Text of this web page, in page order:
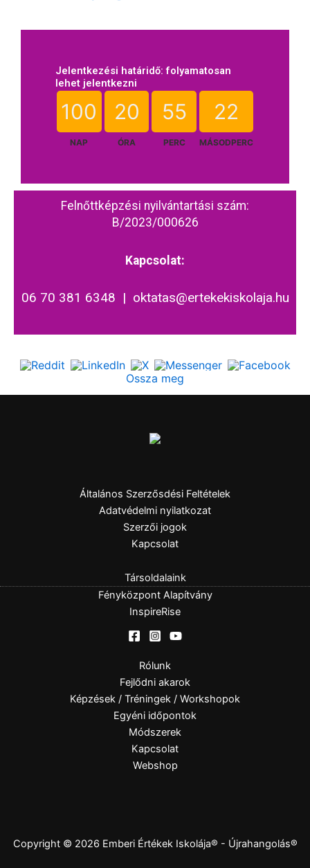
Jelentkezési határidő: folyamatosan
lehet jelentkezni
100
NAP
20
ÓRA
55
PERC
22
MÁSODPERC
Felnőttképzési nyilvántartási szám:
B/2023/000626
Kapcsolat:
06 70 381 6348 | oktatas@ertekekiskolaja.hu
Ossza meg
Általános Szerzősdési Feltételek
Adatvédelmi nyilatkozat
Szerzői jogok
Kapcsolat
Társoldalaink
Fényközpont Alapítvány
InspireRise
Rólunk
Fejlődni akarok
Képzések / Tréningek / Workshopok
Egyéni időpontok
Módszerek
Kapcsolat
Webshop
Copyright © 2026 Emberi Értékek Iskolája® - Újrahangolás®